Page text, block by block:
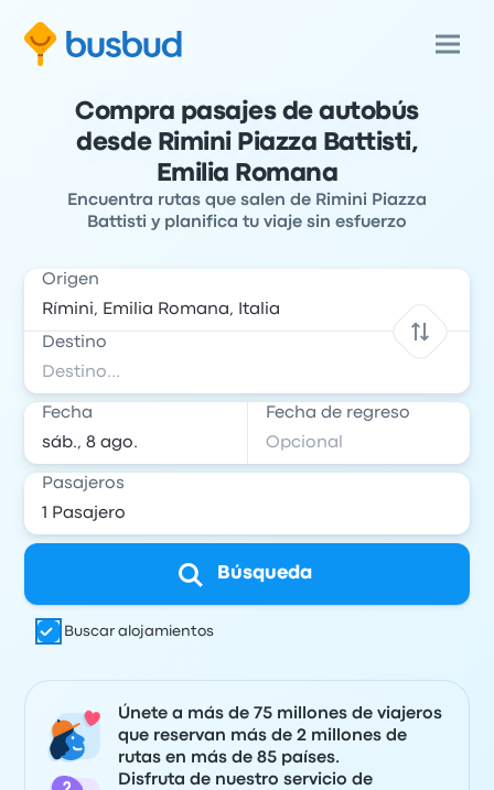
Compra pasajes de autobús
desde Rimini Piazza Battisti,
Emilia Romana
Encuentra rutas que salen de Rimini Piazza
Battisti y planifica tu viaje sin esfuerzo
Origen
Destino
Fecha Fecha de regreso
Pasajeros
Búsqueda
Buscar alojamientos
Únete a más de 75 millones de viajeros
que reservan más de 2 millones de
rutas en más de 85 países.
Disfruta de nuestro servicio de